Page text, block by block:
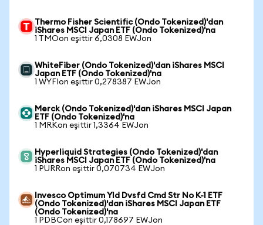
Thermo Fisher Scientific (Ondo Tokenized)'dan
iShares MSCI Japan ETF (Ondo Tokenized)'na
1 TMOon eşittir 6,0308 EWJon
WhiteFiber (Ondo Tokenized)'dan iShares MSCI
Japan ETF (Ondo Tokenized)'na
1 WYFIon eşittir 0,278387 EWJon
Merck (Ondo Tokenized)'dan iShares MSCI Japan
ETF (Ondo Tokenized)'na
1 MRKon eşittir 1,3364 EWJon
Hyperliquid Strategies (Ondo Tokenized)'dan
iShares MSCI Japan ETF (Ondo Tokenized)'na
1 PURRon eşittir 0,070734 EWJon
Invesco Optimum Yld Dvsfd Cmd Str No K-1 ETF
(Ondo Tokenized)'dan iShares MSCI Japan ETF
(Ondo Tokenized)'na
1 PDBCon eşittir 0,178697 EWJon